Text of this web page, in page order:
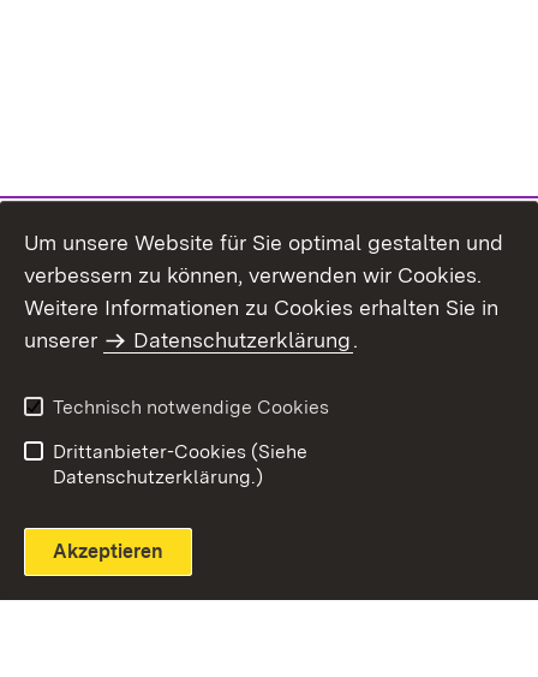
Themenübersicht
Um unsere Website für Sie optimal gestalten und
verbessern zu können, verwenden wir Cookies.
Weitere Informationen zu Cookies erhalten Sie in
unserer
Datenschutzerklärung.
Technisch notwendige Cookies
Drittanbieter-Cookies (Siehe
Datenschutzerklärung.)
Akzeptieren